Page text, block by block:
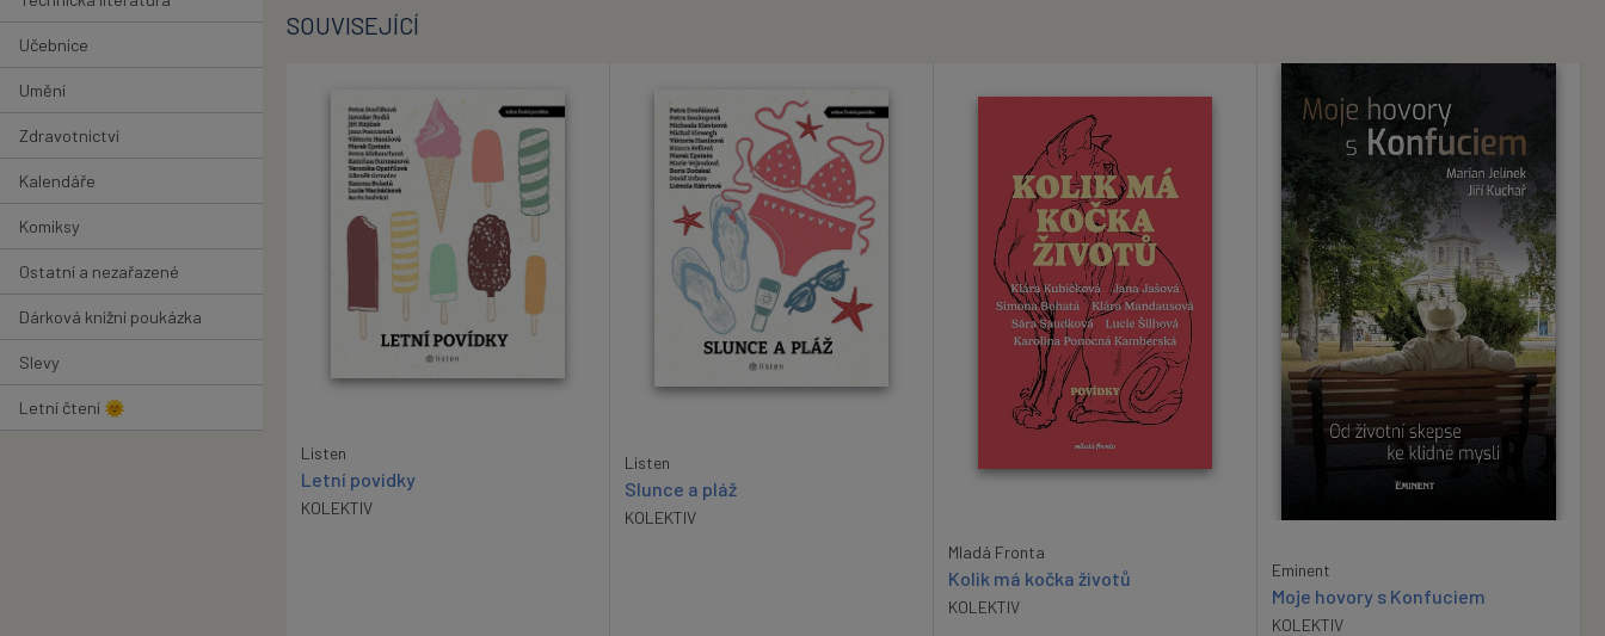
Učebnice
Umění
Zdravotnictví
Kalendáře
Komiksy
Ostatní a nezařazené
Dárková knižní poukázka
Slevy
Letní čtení 🌞
SOUVISEJÍCÍ
Listen
Letní povídky
KOLEKTIV
Listen
Slunce a pláž
KOLEKTIV
Mladá Fronta
Kolik má kočka životů
KOLEKTIV
Eminent
Moje hovory s Konfuciem
KOLEKTIV